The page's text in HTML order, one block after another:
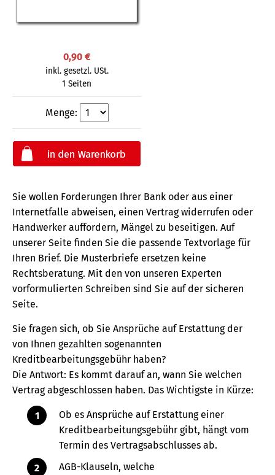
0,90 €
inkl. gesetzl. USt.
1 Seiten
Menge:
Sie wollen Forderungen Ihrer Bank oder aus einer
Internetfalle abweisen, einen Vertrag widerrufen oder
Handwerker auffordern, Mängel zu beseitigen. Auf
unserer Seite finden Sie die passende Textvorlage für
Ihren Brief. Die Musterbriefe ersetzen keine
Rechtsberatung. Mit den von unseren Experten
vorformulierten Schreiben sind Sie auf der sicheren
Seite.
Sie fragen sich, ob Sie Ansprüche auf Erstattung der
von Ihnen gezahlten sogenannten
Kreditbearbeitungsgebühr haben?
Die Antwort: Es kommt darauf an, wann Sie welchen
Vertrag abgeschlossen haben. Das Wichtigste in Kürze:
Ob es Ansprüche auf Erstattung einer
Kreditbearbeitungsgebühr gibt, hängt vom
Termin des Vertragsabschlusses ab.
AGB-Klauseln, welche